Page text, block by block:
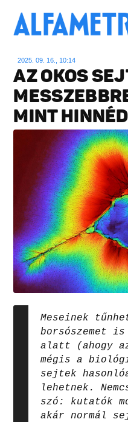
2025. 09. 16., 10:14
AZ OKOS
MINT HINNÉD
Meseinek
borsószemet is
alatt (ahogy az
mégis a
sejtek
lehetnek.
szó: kutatók
akár normál